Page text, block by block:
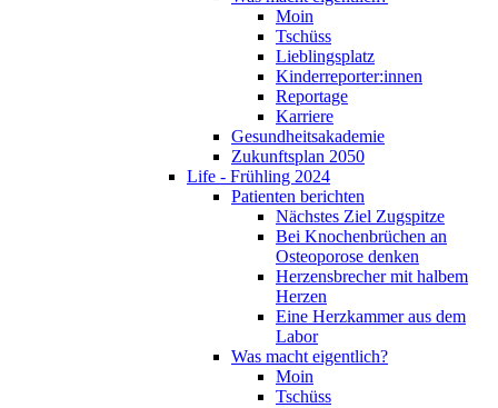
Moin
Tschüss
Lieblingsplatz
Kinderreporter:innen
Reportage
Karriere
Gesundheitsakademie
Zukunftsplan 2050
Life - Frühling 2024
Patienten berichten
Nächstes Ziel Zugspitze
Bei Knochenbrüchen an
Osteoporose denken
Herzensbrecher mit halbem
Herzen
Eine Herzkammer aus dem
Labor
Was macht eigentlich?
Moin
Tschüss